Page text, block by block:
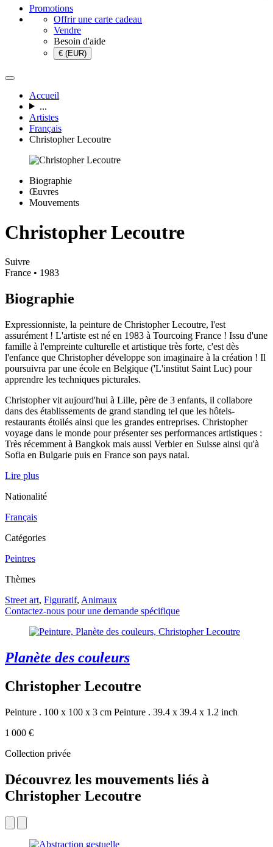
Promotions
Offrir une carte cadeau
Vendre
Besoin d'aide
€ (EUR)
Accueil
...
Artistes
Français
Christopher Lecoutre
Biographie
Œuvres
Mouvements
Christopher Lecoutre
Suivre
France • 1983
Biographie
Expressionniste, la peinture de Christopher Lecoutre, l'est
assurément ! L'artiste est né en 1983 à Tourcoing France ! Issu d'une
famille à l'empreinte culturelle et artistique très forte, c'est dès
l'enfance que Christopher développe son imaginaire à la création ! Il
poursuivra par une école en Belgique ('L'institut Saint Luc) pour
apprendre les techniques picturales.
Christopher vit aujourd'hui à Lille, père de 3 enfants, il collabore
dans des établissements de grand standing tel que les hôtels-
restaurants étoilés ainsi que les grandes entreprises. Christopher
voyage dans le monde pour présenter ses performances artistiques :
Très récemment à Bangkok mais aussi Verbier en Suisse ainsi qu'à
Sofia en Bulgarie puis en France son pays natal.
Lire plus
Nationalité
Français
Catégories
Peintres
Thèmes
Street art, Figuratif, Animaux
Contactez-nous pour une demande spécifique
Planète des couleurs
Christopher Lecoutre
Peinture . 100 x 100 x 3 cm Peinture . 39.4 x 39.4 x 1.2 inch
1 000 €
Collection privée
Découvrez les mouvements liés à
Christopher Lecoutre